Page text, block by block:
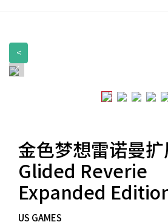
<
金色梦想雷诺曼
Glided Reverie
Expanded
US GAMES